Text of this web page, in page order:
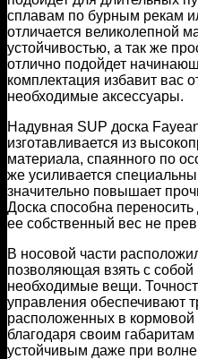
сплавам по бурным рекам
отличается великолепной
устойчивостью, а так же
отлично подойдет
комплектация избавит вас
необходимые аксессуары.
Надувная SUP доска
изготавливается из
материала, спаянного по
же усиливается
значительно повышает
Доска способна переносить
ее собственный вес не
В носовой части
позволяющая взять с
необходимые вещи.
управления обеспечивают
расположенных в кормовой
благодаря своим
устойчивым даже при